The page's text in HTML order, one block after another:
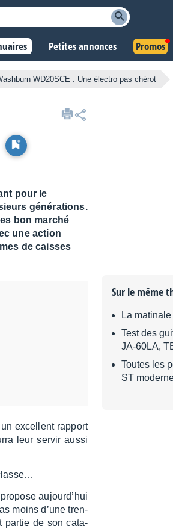
Petites annonces Promos
WD20SCE : Une électro pas chérot
pour le
générations.
bon marché
une action
de caisses
excellent rapport
leur servir aussi
aujour­d’hui
moins d’une tren­
partie de son cata­
Sur le même
La
Test des
JA-60LA,
Toutes les
ST